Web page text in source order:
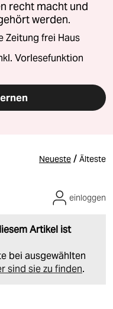
recht macht und
werden.
Zeitung frei Haus
Vorlesefunktion
Neueste / Älteste
Artikel ist
bei ausgewählten
sind sie zu finden.
einloggen